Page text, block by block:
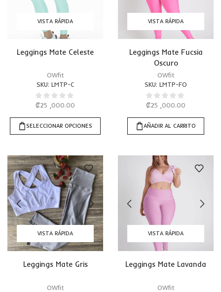
VISTA RÁPIDA
Leggings Mate Celeste
OWfit
SKU: LMTP-C
₡25 ,000.00
SELECCIONAR OPCIONES
VISTA RÁPIDA
Leggings Mate Fucsia
Oscuro
OWfit
SKU: LMTP-FO
₡25 ,000.00
AÑADIR AL CARRITO
VISTA RÁPIDA
Leggings Mate Gris
OWfit
VISTA RÁPIDA
Leggings Mate Lavanda
OWfit